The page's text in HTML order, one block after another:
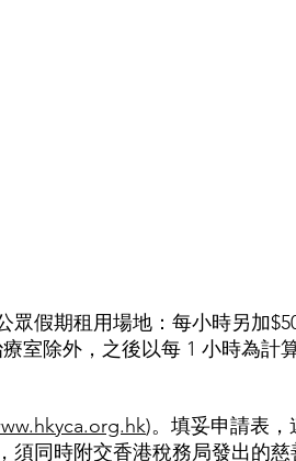
假期租用場地：每小時另加$50
室除外，之後以每 1 小時為計
)。填妥申請表
同時附交香港稅務局發出的慈